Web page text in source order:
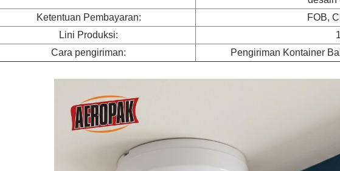
Ketentuan Pembayaran:
FOB,
Lini Produksi:
Cara pengiriman:
Pengiriman Kontainer